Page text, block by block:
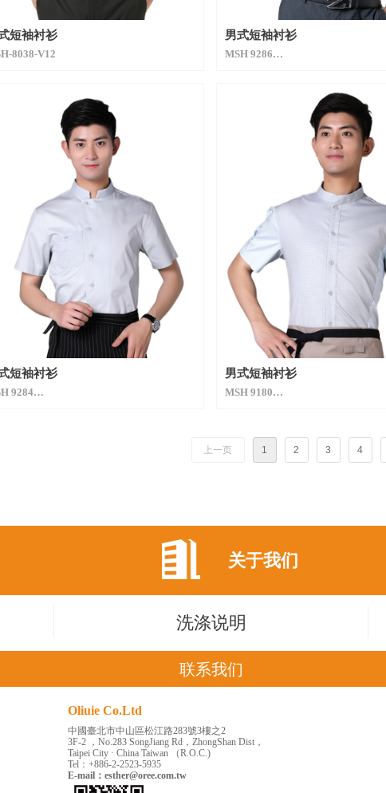
短袖衬衫
8038-V12
男式短袖衬衫
MSH 9286
短袖衬衫
9284
男式短袖衬衫
MSH 9180
上一页 1 2 3 4
Oliuie Co.Ltd
中國臺北市中山區松江路283號3樓之2
3F-2 ， No.283 SongJiang Rd，ZhongShan Dist，
Taipei City · China Taiwan （R.O.C.)
Tel：+886-2-2523-5935
E-mail：esther@oree.com.tw
洗涤说明
关于我们
联系我们